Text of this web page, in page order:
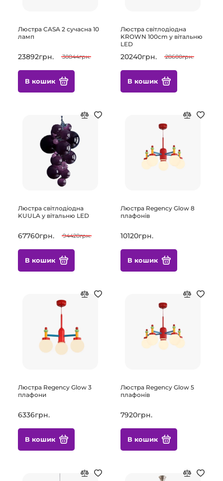
Люстра CASA 2 сучасна 10
ламп
23892грн. 30844грн.
В кошик
Люстра світлодіодна
KROWN 100cm у вітальню
LED
20240грн. 28600грн.
В кошик
Люстра світлодіодна
KUULA у вітальню LED
67760грн. 94420грн.
В кошик
Люстра Regency Glow 8
плафонів
10120грн.
В кошик
Люстра Regency Glow 3
плафони
6336грн.
В кошик
Люстра Regency Glow 5
плафонів
7920грн.
В кошик